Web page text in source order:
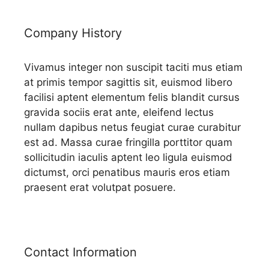
Company History
Vivamus integer non suscipit taciti mus etiam
at primis tempor sagittis sit, euismod libero
facilisi aptent elementum felis blandit cursus
gravida sociis erat ante, eleifend lectus
nullam dapibus netus feugiat curae curabitur
est ad. Massa curae fringilla porttitor quam
sollicitudin iaculis aptent leo ligula euismod
dictumst, orci penatibus mauris eros etiam
praesent erat volutpat posuere.
Contact Information